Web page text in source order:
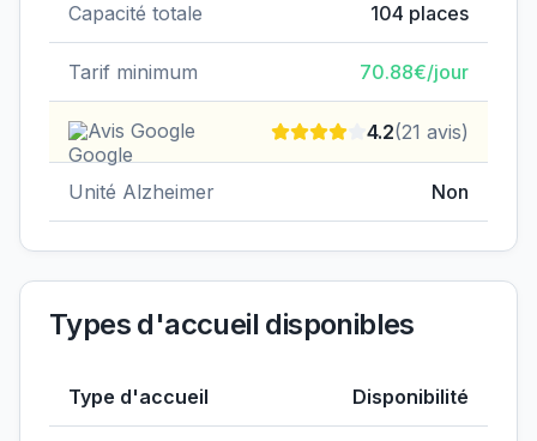
Capacité totale 104 places
Tarif minimum 70.88€/jour
Avis Google 4.2(21 avis)
Unité Alzheimer Non
Types d'accueil disponibles
Type d'accueil Disponibilité